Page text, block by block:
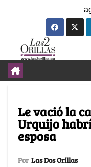
Le vació la
Urquijo
esposa
Por Las Dos Orillas